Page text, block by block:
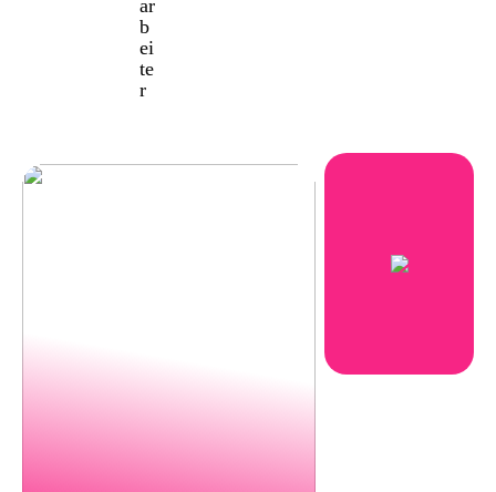
ar
b
ei
te
r